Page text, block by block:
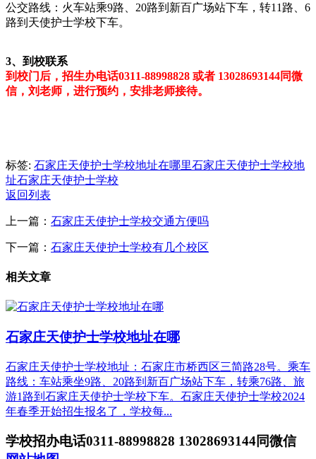
公交路线：火车站乘9路、20路到新百广场站下车，转11路、6
路到天使护士学校下车。
3、到校联系
到校门后，招生办电话0311-88998828 或者 13028693144同微
信，刘老师，进行预约，安排老师接待。
标签: 石家庄天使护士学校地址在哪里石家庄天使护士学校地
址石家庄天使护士学校
返回列表
上一篇： 石家庄天使护士学校交通方便吗
下一篇： 石家庄天使护士学校有几个校区
相关文章
石家庄天使护士学校地址在哪
石家庄天使护士学校地址：石家庄市桥西区三简路28号。乘车
路线：车站乘坐9路、20路到新百广场站下车，转乘76路、旅
游1路到石家庄天使护士学校下车。石家庄天使护士学校2024
年春季开始招生报名了，学校每...
学校招办电话0311-88998828 13028693144同微信